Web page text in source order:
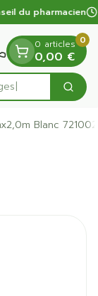
du pharmacien
0 articles
0,00 €
0
Blanc